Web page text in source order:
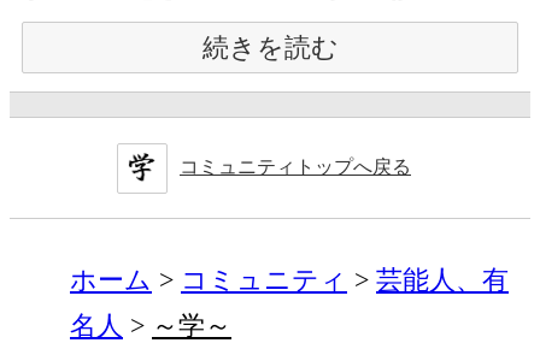
続きを読む
コミュニティトップへ戻る
ホーム コミュニティ
芸能人、有
名人
～学～